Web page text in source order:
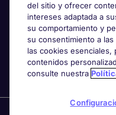
Empresas
Sobre Michael Page
del sitio y ofrecer
intereses adaptada a
su comportamiento y
su consentimiento a
las cookies
contenidos
consulte nuestra